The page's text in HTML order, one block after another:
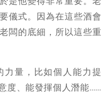
儀式。因為在這些酒會
闆的底細，所以這些重
力量，比如個人能力提
度、能發揮個人潛能……